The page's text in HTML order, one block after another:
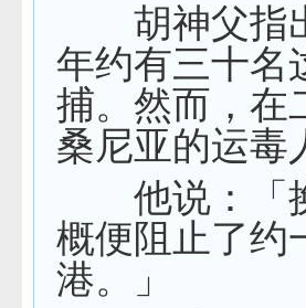
胡神父指出
年约有三十名
捕。然而，在
桑尼亚的运毒
他说：「换
概便阻止了约
港。」